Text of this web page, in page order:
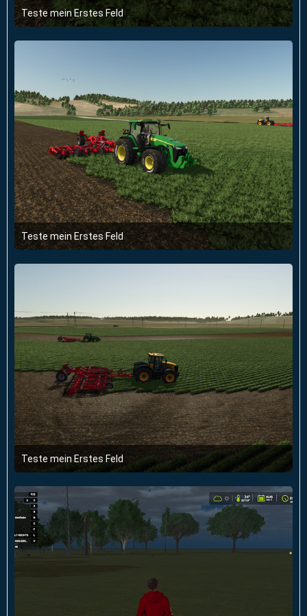
Teste mein Erstes Feld
3. Mai 2025 um 21:28
Teste mein Erstes Feld
3. Mai 2025 um 21:28
Teste mein Erstes Feld
3. Mai 2025 um 21:28